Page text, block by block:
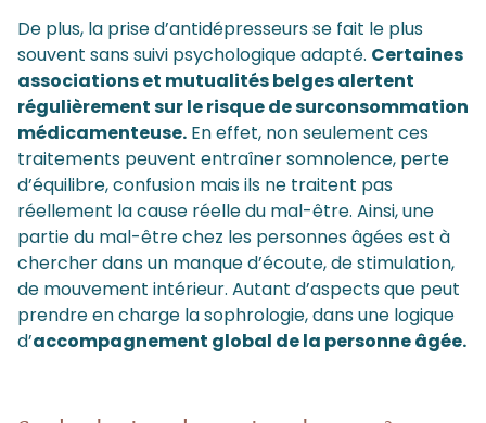
De plus, la prise d’antidépresseurs se fait le plus
souvent sans suivi psychologique adapté. Certaines
associations et mutualités belges alertent
régulièrement sur le risque de surconsommation
médicamenteuse. En effet, non seulement ces
traitements peuvent entraîner somnolence, perte
d’équilibre, confusion mais ils ne traitent pas
réellement la cause réelle du mal-être. Ainsi, une
partie du mal-être chez les personnes âgées est à
chercher dans un manque d’écoute, de stimulation,
de mouvement intérieur. Autant d’aspects que peut
prendre en charge la sophrologie, dans une logique
d’accompagnement global de la personne âgée.